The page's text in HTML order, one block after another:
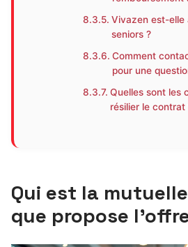
Vivazen est-elle
seniors ?
Comment
pour une
Quelles sont les
résilier le contrat
Qui est la
que propose